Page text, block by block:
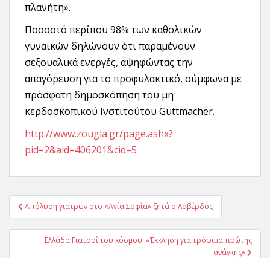
πλανήτη».
Ποσοστό περίπου 98% των καθολικών
γυναικών δηλώνουν ότι παραμένουν
σεξουαλικά ενεργές, αψηφώντας την
απαγόρευση για το προφυλακτικό, σύμφωνα με
πρόσφατη δημοσκόπηση του μη
κερδοσκοπικού Ινστιτούτου Guttmacher.
http://www.zougla.gr/page.ashx?
pid=2&aid=406201&cid=5
Πλοήγηση
άρθρων
Απόλυση γιατρών στο «Αγία Σοφία» ζητά ο Λοβέρδος
Ελλάδα.Γιατροί του κόσμου: «Έκκληση για τρόφιμα πρώτης
ανάγκης»